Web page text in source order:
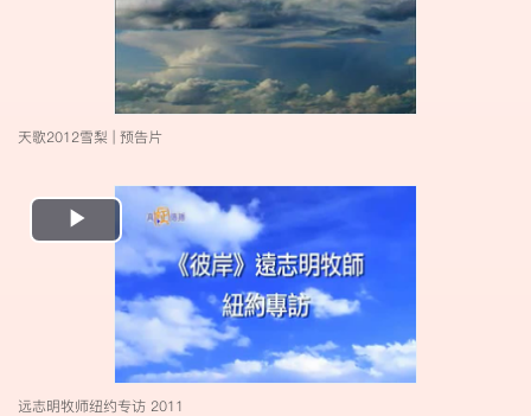
天歌2012雪梨 | 预告片
Play
Video
远志明牧师纽约专访 2011